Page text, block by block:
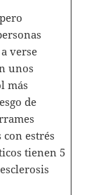
verse
unos
más
de
estrés
tienen 5